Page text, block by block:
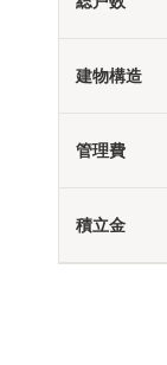
建物構造
管理費
積立金